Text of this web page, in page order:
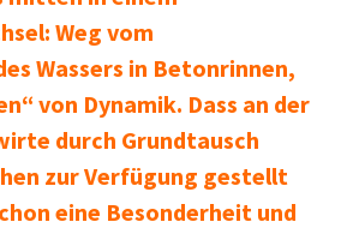
Weg vom
Wassers in Betonrinnen,
von Dynamik. Dass an der
durch Grundtausch
zur Verfügung gestellt
eine Besonderheit und